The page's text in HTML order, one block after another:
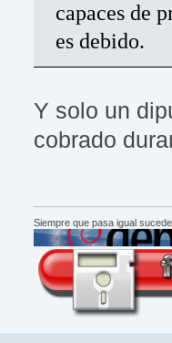
capaces de
es debido.
Y solo un
cobrado
Siempre que pasa igual